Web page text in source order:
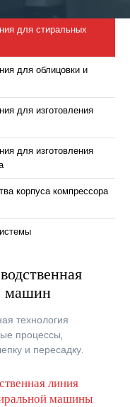
для стиральных
для облицовки и
для изготовления
для изготовления
корпуса компрессора
машин
технология
процессы,
и пересадку.
линия
машины